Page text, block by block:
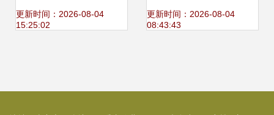
能过剩与风险潜伏
更新时间：2026-08-04
15:25:02
心，美腾科技引领
更新时间：2026-08-04
08:43:43